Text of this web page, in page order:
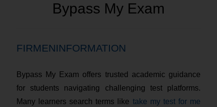
Bypass My Exam
FIRMENINFORMATION
Bypass My Exam offers trusted academic guidance
for students navigating challenging test platforms.
Many learners search terms like take my test for me